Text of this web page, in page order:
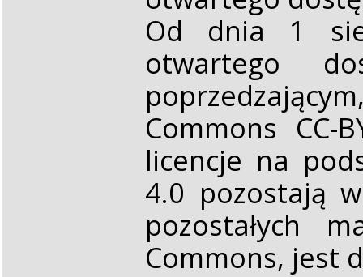
Od dnia 1
otwartego
Commons CC-
licencje na
4.0 pozostają
pozostałych
Commons, jest